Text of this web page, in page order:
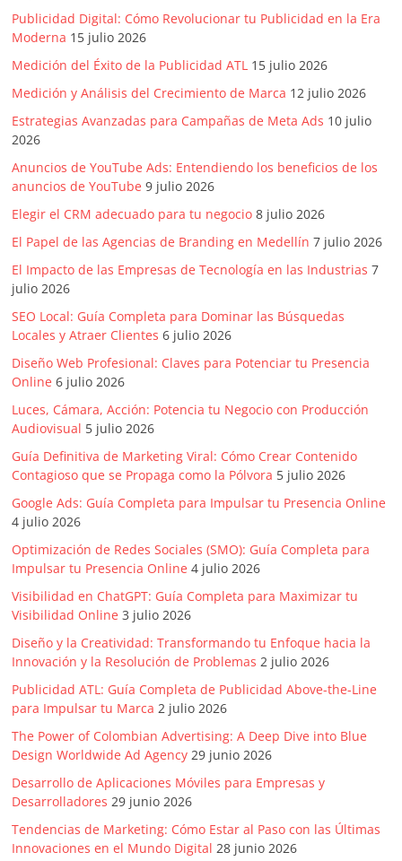
Magazine
Publicidad,
Mercadeo
y
Medios
de
la
Blue
Design
Colombia
y
sus
filiales
América
|
Una
mirada
estratégica
y
versátil
del
Marketing
en
LATAM
Bitácora
de
Mercadeo
Interactivo,
Medios,
Publicidad,
Marketing,
Campañas
Publicitarias,
Publicidad Digital: Cómo Revolucionar tu Publicidad en la Era
Moderna 15 julio 2026
Medición del Éxito de la Publicidad ATL 15 julio 2026
Medición y Análisis del Crecimiento de Marca 12 julio 2026
Estrategias Avanzadas para Campañas de Meta Ads 10 julio
2026
Anuncios de YouTube Ads: Entendiendo los beneficios de los
anuncios de YouTube 9 julio 2026
Elegir el CRM adecuado para tu negocio 8 julio 2026
El Papel de las Agencias de Branding en Medellín 7 julio 2026
El Impacto de las Empresas de Tecnología en las Industrias 7
julio 2026
SEO Local: Guía Completa para Dominar las Búsquedas
Locales y Atraer Clientes 6 julio 2026
Diseño Web Profesional: Claves para Potenciar tu Presencia
Online 6 julio 2026
Luces, Cámara, Acción: Potencia tu Negocio con Producción
Audiovisual 5 julio 2026
Guía Definitiva de Marketing Viral: Cómo Crear Contenido
Contagioso que se Propaga como la Pólvora 5 julio 2026
Google Ads: Guía Completa para Impulsar tu Presencia Online
4 julio 2026
Optimización de Redes Sociales (SMO): Guía Completa para
Impulsar tu Presencia Online 4 julio 2026
Visibilidad en ChatGPT: Guía Completa para Maximizar tu
Visibilidad Online 3 julio 2026
Diseño y la Creatividad: Transformando tu Enfoque hacia la
Innovación y la Resolución de Problemas 2 julio 2026
Publicidad ATL: Guía Completa de Publicidad Above-the-Line
para Impulsar tu Marca 2 julio 2026
The Power of Colombian Advertising: A Deep Dive into Blue
Design Worldwide Ad Agency 29 junio 2026
Desarrollo de Aplicaciones Móviles para Empresas y
Desarrolladores 29 junio 2026
Tendencias de Marketing: Cómo Estar al Paso con las Últimas
Innovaciones en el Mundo Digital 28 junio 2026